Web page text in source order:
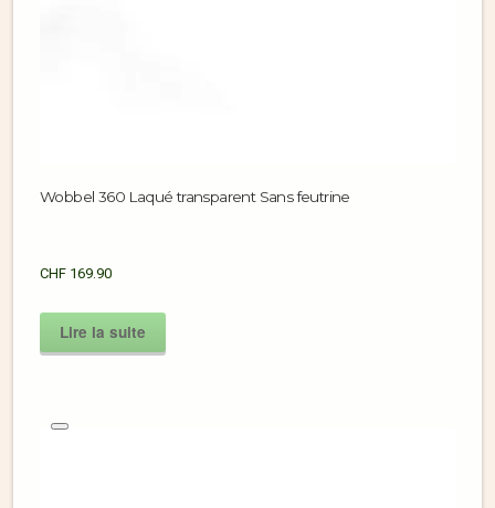
Wobbel 360 Laqué transparent Sans feutrine
CHF 169.90
Lire la suite